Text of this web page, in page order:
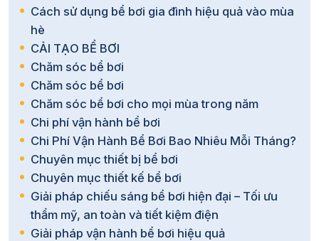
Nhân viên cứu hộ
Camera giám sát hoạt động hiệu quả hơn
Hỗ trợ kiểm soát chất lượng nước
Ánh sáng giúp dễ dàng nhận biết:
Nước đục hay trong
Sự phát triển của rêu tảo
Cặn bẩn dưới đáy
👉 Giúp vận hành bể bơi chính xác và kịp thời hơn
Cách sử dụng bể bơi gia đình hiệu quả vào mùa
hè
CẢI TẠO BỂ BƠI
Chăm sóc bể bơi
Chăm sóc bể bơi
Chăm sóc bể bơi cho mọi mùa trong năm
Chi phí vận hành bể bơi
Chi Phí Vận Hành Bể Bơi Bao Nhiêu Mỗi Tháng?
Chuyên mục thiết bị bể bơi
Chuyên mục thiết kế bể bơi
Giải pháp chiếu sáng bể bơi hiện đại – Tối ưu
thẩm mỹ, an toàn và tiết kiệm điện
Giải pháp vận hành bể bơi hiệu quả